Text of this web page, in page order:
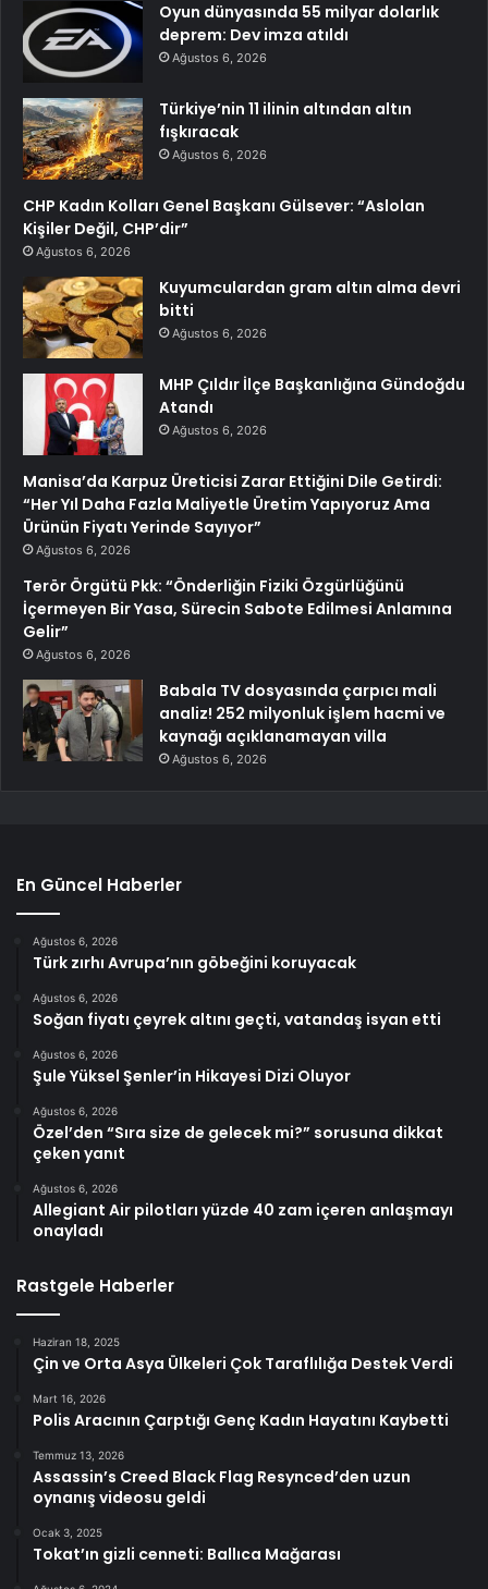
Oyun dünyasında 55 milyar dolarlık
deprem: Dev imza atıldı
Ağustos 6, 2026
Türkiye’nin 11 ilinin altından altın
fışkıracak
Ağustos 6, 2026
CHP Kadın Kolları Genel Başkanı Gülsever: “Aslolan
Kişiler Değil, CHP’dir”
Ağustos 6, 2026
Kuyumculardan gram altın alma devri
bitti
Ağustos 6, 2026
MHP Çıldır İlçe Başkanlığına Gündoğdu
Atandı
Ağustos 6, 2026
Manisa’da Karpuz Üreticisi Zarar Ettiğini Dile Getirdi:
“Her Yıl Daha Fazla Maliyetle Üretim Yapıyoruz Ama
Ürünün Fiyatı Yerinde Sayıyor”
Ağustos 6, 2026
Terör Örgütü Pkk: “Önderliğin Fiziki Özgürlüğünü
İçermeyen Bir Yasa, Sürecin Sabote Edilmesi Anlamına
Gelir”
Ağustos 6, 2026
Babala TV dosyasında çarpıcı mali
analiz! 252 milyonluk işlem hacmi ve
kaynağı açıklanamayan villa
Ağustos 6, 2026
En Güncel Haberler
Ağustos 6, 2026
Türk zırhı Avrupa’nın göbeğini koruyacak
Ağustos 6, 2026
Soğan fiyatı çeyrek altını geçti, vatandaş isyan etti
Ağustos 6, 2026
Şule Yüksel Şenler’in Hikayesi Dizi Oluyor
Ağustos 6, 2026
Özel’den “Sıra size de gelecek mi?” sorusuna dikkat
çeken yanıt
Ağustos 6, 2026
Allegiant Air pilotları yüzde 40 zam içeren anlaşmayı
onayladı
Rastgele Haberler
Haziran 18, 2025
Çin ve Orta Asya Ülkeleri Çok Taraflılığa Destek Verdi
Mart 16, 2026
Polis Aracının Çarptığı Genç Kadın Hayatını Kaybetti
Temmuz 13, 2026
Assassin’s Creed Black Flag Resynced’den uzun
oynanış videosu geldi
Ocak 3, 2025
Tokat’ın gizli cenneti: Ballıca Mağarası